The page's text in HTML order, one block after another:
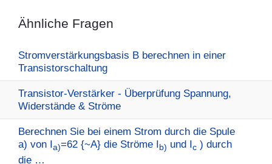
Ähnliche Fragen
Stromverstärkungsbasis B berechnen in einer
Transistorschaltung
Transistor-Verstärker - Überprüfung Spannung,
Widerstände & Ströme
Berechnen Sie bei einem Strom durch die Spule
a) von Ia)=62 {~A} die Ströme Ib) und Ic ) durch
die …